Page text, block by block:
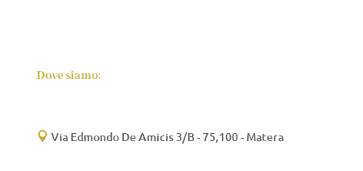
Dove siamo:
 Via Edmondo De Amicis 3/B - 75,100 - Matera